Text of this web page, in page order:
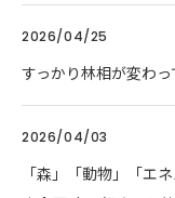
2026/04/25
すっかり林相が変わ
2026/04/03
「森」「動物」「エ